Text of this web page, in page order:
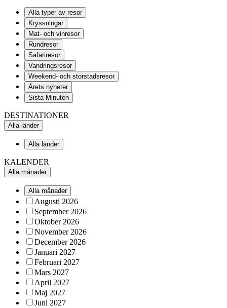
Alla typer av resor
Kryssningar
Mat- och vinresor
Rundresor
Safariresor
Vandringsresor
Weekend- och storstadsresor
Årets nyheter
Sista Minuten
DESTINATIONER
Alla länder
Alla länder
KALENDER
Alla månader
Alla månader
Augusti 2026
September 2026
Oktober 2026
November 2026
December 2026
Januari 2027
Februari 2027
Mars 2027
April 2027
Maj 2027
Juni 2027